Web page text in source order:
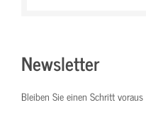
Newsletter
Bleiben Sie einen Schritt